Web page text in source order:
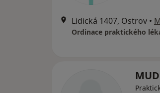
Lidická 1407, Ostrov •
Ordinace praktického